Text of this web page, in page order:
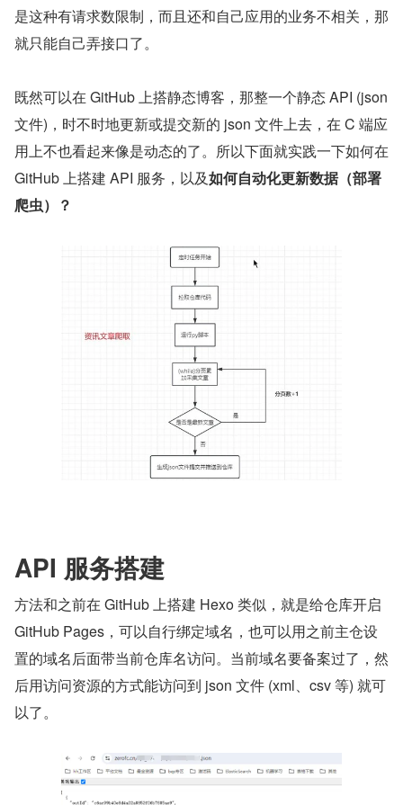
是这种有请求数限制，而且还和自己应用的业务不相关，那
就只能自己弄接口了。
既然可以在 GitHub 上搭静态博客，那整一个静态 API (json
文件)，时不时地更新或提交新的 json 文件上去，在 C 端应
用上不也看起来像是动态的了。所以下面就实践一下如何在
GitHub 上搭建 API 服务，以及如何自动化更新数据（部署
爬虫）？
API 服务搭建
方法和之前在 GitHub 上搭建 Hexo 类似，就是给仓库开启
GitHub Pages，可以自行绑定域名，也可以用之前主仓设
置的域名后面带当前仓库名访问。当前域名要备案过了，然
后用访问资源的方式能访问到 json 文件 (xml、csv 等) 就可
以了。